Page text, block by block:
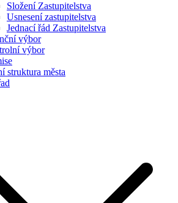
Složení Zastupitelstva
Usnesení zastupitelstva
Jednací řád Zastupitelstva
výbor
výbor
struktura města